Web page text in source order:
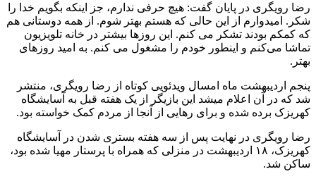
رضا رویگری در پایان گفت: هیچ حرفی ندارم، جز اینکه بگویم خدا را
شکر. امیدوارم از این حالی که هستم بهتر شوم. از همه دوستانی هم
که کمکم بودند تشکر می کنم. این روزها بیشتر در خانه تلویزیون
تماشا می‌کنم و اینطور خودم را مشغول می کنم. به امید روزهای
بهتر.
پنجم اردیبهشت ماه امسال ویدئویی کوتاه از رضا رویگری، منتشر
شد که در آن اعلام میشد این بازیگر از یک هفته قبل به آسایشگاه
کهریزک برده شده و برای رهایی از آنجا از مردم کمک خواسته بود.
رضا رویگری در نهایت پس از سه هفته بستری شدن در آسایشگاه
کهریزک، ۱۸ اردیبهشت در منزلی که همراه با پرستار مهیا شده بود،
ساکن شد.